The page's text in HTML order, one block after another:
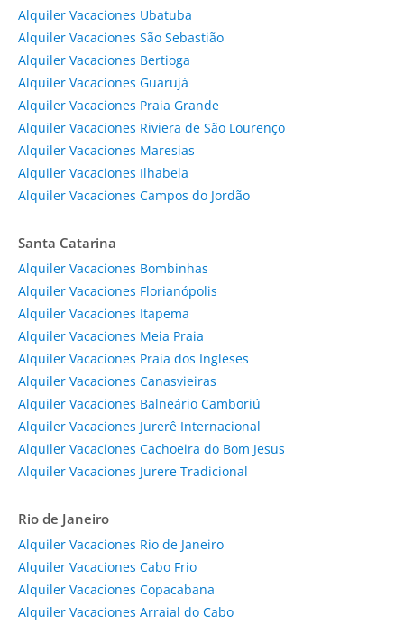
Alquiler Vacaciones Ubatuba
Alquiler Vacaciones São Sebastião
Alquiler Vacaciones Bertioga
Alquiler Vacaciones Guarujá
Alquiler Vacaciones Praia Grande
Alquiler Vacaciones Riviera de São Lourenço
Alquiler Vacaciones Maresias
Alquiler Vacaciones Ilhabela
Alquiler Vacaciones Campos do Jordão
Santa Catarina
Alquiler Vacaciones Bombinhas
Alquiler Vacaciones Florianópolis
Alquiler Vacaciones Itapema
Alquiler Vacaciones Meia Praia
Alquiler Vacaciones Praia dos Ingleses
Alquiler Vacaciones Canasvieiras
Alquiler Vacaciones Balneário Camboriú
Alquiler Vacaciones Jurerê Internacional
Alquiler Vacaciones Cachoeira do Bom Jesus
Alquiler Vacaciones Jurere Tradicional
Rio de Janeiro
Alquiler Vacaciones Rio de Janeiro
Alquiler Vacaciones Cabo Frio
Alquiler Vacaciones Copacabana
Alquiler Vacaciones Arraial do Cabo